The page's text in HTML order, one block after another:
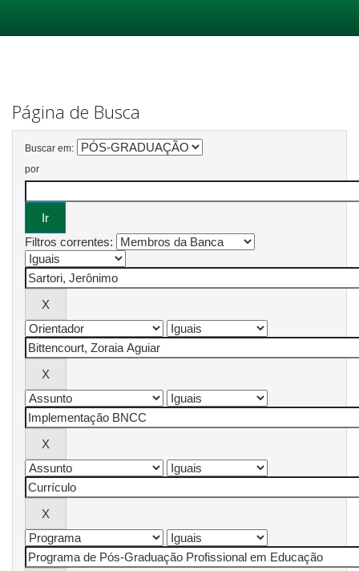
Página de Busca
Buscar em:
por
Filtros correntes: